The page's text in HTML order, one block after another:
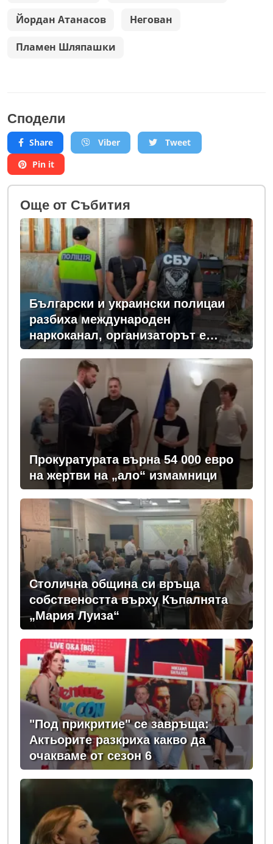
Йордан Атанасов Негован
Пламен Шляпашки
Сподели
Share Viber
Tweet
Pin it
Oще от Събития
Български и украински полицаи
разбиха международен
наркоканал, организаторът е
задържан у нас
Прокуратурата върна 54 000 евро
на жертви на „ало“ измамници
Столична община си връща
собствеността върху Къпалнята
„Мария Луиза“
"Под прикритие" се завръща:
Актьорите разкриха какво да
очакваме от сезон 6